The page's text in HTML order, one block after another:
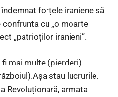
forțele iraniene să
confrunta cu „o moarte
„patrioților iranieni”.
fi mai multe (pierderi)
stau lucrurile.
Revoluționară, armata